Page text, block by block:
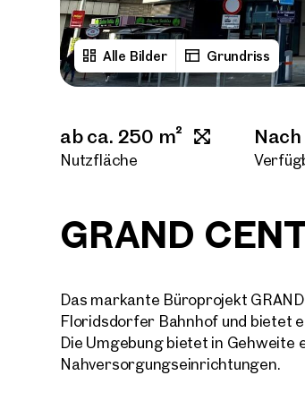
Alle Bilder Grundriss
ab ca. 250 m²
Nutzfläche
GRAND
Das markante Büroprojekt
Floridsdorfer Bahnhof und bietet
Die Umgebung bietet in Gehweite
Nahversorgungseinrichtungen.